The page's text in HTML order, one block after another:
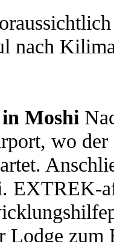
nach
Moshi
wo der
EXTREK-
Lodge